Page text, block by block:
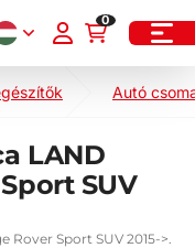
0
Autó
LAND
SUV
Rover Sport SUV 2015->.